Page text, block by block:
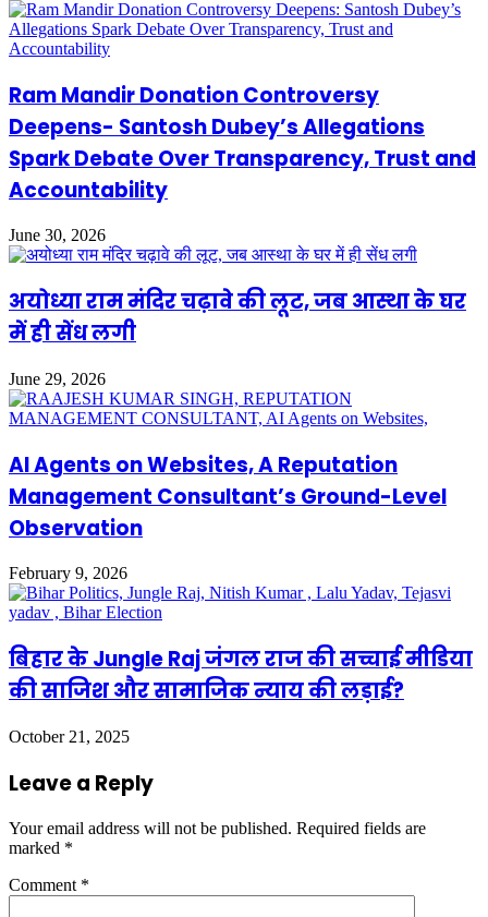
Ram Mandir Donation Controversy
Deepens- Santosh Dubey’s Allegations
Spark Debate Over Transparency, Trust and
Accountability
June 30, 2026
अयोध्या राम मंदिर चढ़ावे की लूट, जब आस्था के घर
में ही सेंध लगी
June 29, 2026
AI Agents on Websites, A Reputation
Management Consultant’s Ground-Level
Observation
February 9, 2026
बिहार के Jungle Raj जंगल राज की सच्चाई मीडिया
की साजिश और सामाजिक न्याय की लड़ाई?
October 21, 2025
Leave a Reply
Your email address will not be published. Required fields are
marked *
Comment *